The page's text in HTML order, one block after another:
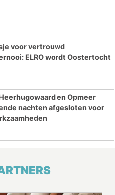
voor vertrouwd
ELRO wordt Oostertocht
en Opmeer
nachten afgesloten voor